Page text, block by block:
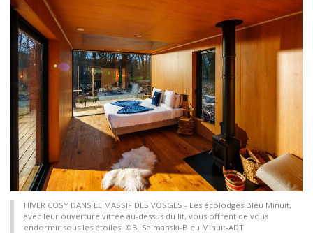
HIVER COSY DANS LE MASSIF DES VOSGES - Les écolodges Bleu Minuit,
avec leur ouverture vitrée au-dessus du lit, vous offrent de vous
endormir sous les étoiles. ©B. Salmanski-Bleu Minuit-ADT